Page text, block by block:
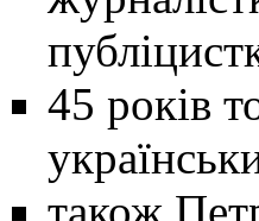
45 років
також